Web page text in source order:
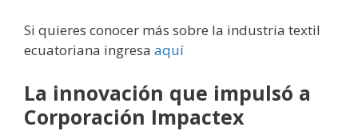
Si quieres conocer más sobre la industria textil
ecuatoriana ingresa aquí
La innovación que impulsó a
Corporación Impactex